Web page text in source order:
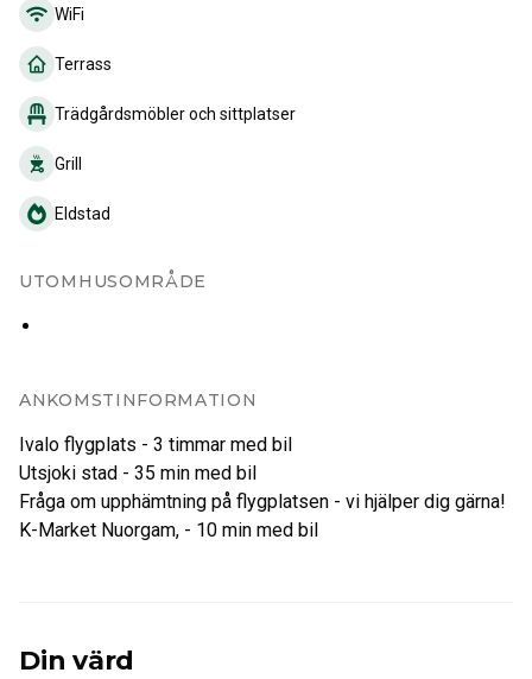
WiFi
Terrass
Trädgårdsmöbler och sittplatser
Grill
Eldstad
UTOMHUSOMRÅDE
ANKOMSTINFORMATION
Ivalo flygplats - 3 timmar med bil
Utsjoki stad - 35 min med bil
Fråga om upphämtning på flygplatsen - vi hjälper dig gärna!
K-Market Nuorgam, - 10 min med bil
Din värd